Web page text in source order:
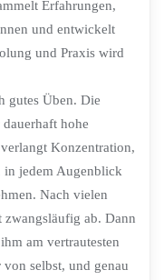
Erfahrungen,
und entwickelt
und Praxis wird
gutes Üben. Die
hohe
Konzentration,
in jedem Augenblick
Nach vielen
zwangsläufig ab. Dann
am vertrautesten
selbst, und genau